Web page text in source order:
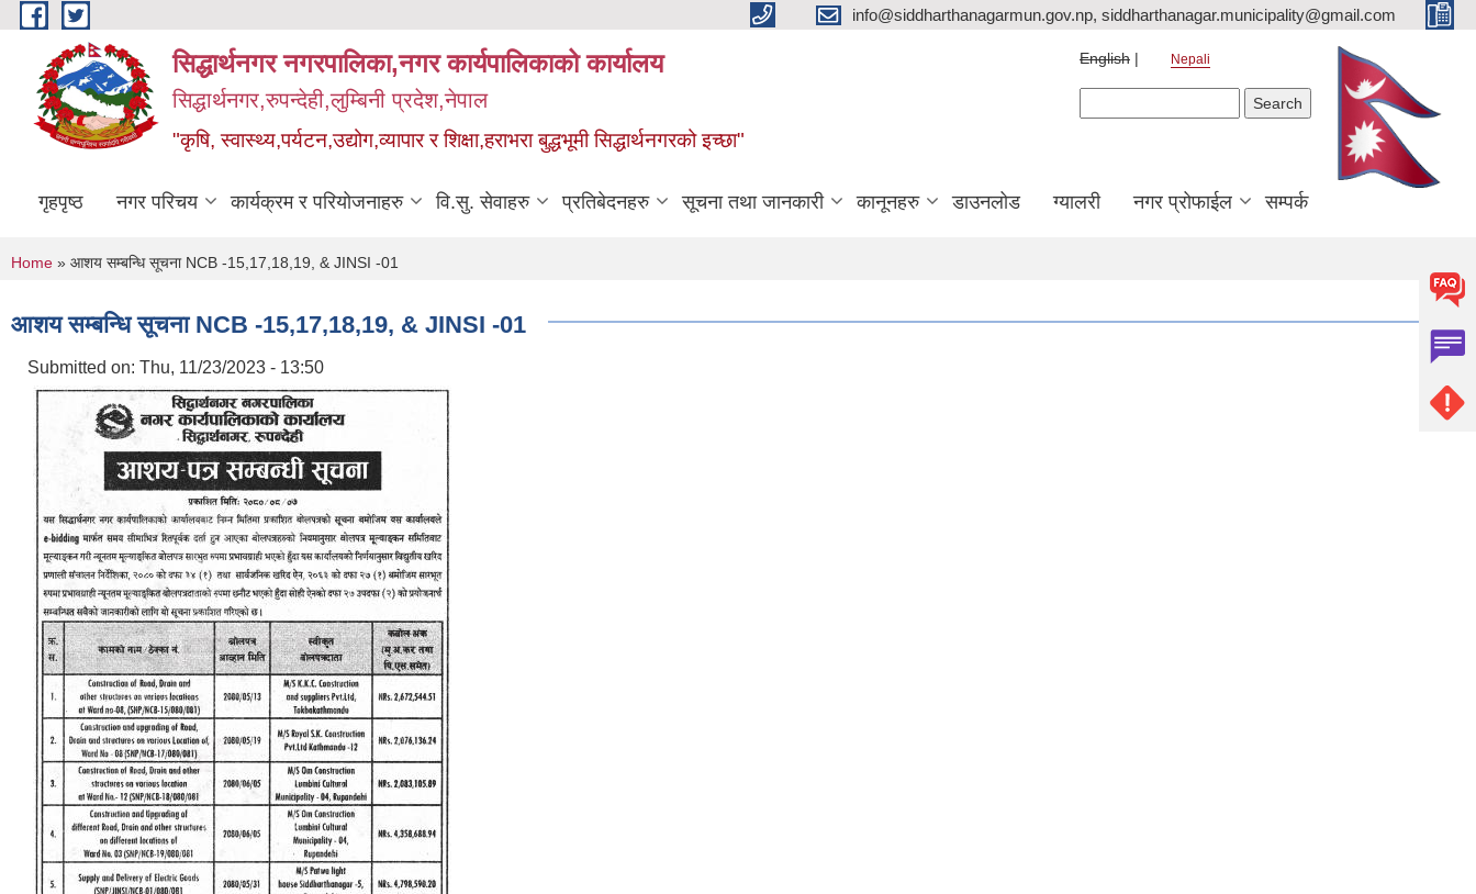
Skip to main content info@siddharthanagarmun.gov.np, siddharthanagar.municipality@gmail.com
सिद्धार्थनगर नगरपालिका,नगर कार्यपालिकाको कार्यालय
सिद्धार्थनगर,रुपन्देही,लुम्बिनी प्रदेश,नेपाल
"कृषि, स्वास्थ्य,पर्यटन,उद्योग,व्यापार र शिक्षा,हराभरा बुद्धभूमी सिद्धार्थनगरको इच्छा"
English Nepali
गृहपृष्ठ नगर परिचय कार्यक्रम र परियोजनाहरु वि.सु. सेवाहरु प्रतिबेदनहरु सूचना तथा जानकारी कानूनहरु डाउनलोड ग्यालरी नगर प्रोफाईल सम्पर्क
You are here
Home » आशय सम्बन्धि सूचना NCB -15,17,18,19, & JINSI -01
आशय सम्बन्धि सूचना NCB -15,17,18,19, & JINSI -01
Submitted on: Thu, 11/23/2023 - 13:50